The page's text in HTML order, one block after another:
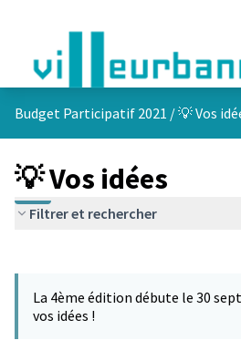
Budget Participatif 2021 /💡 Vos
💡 Vos idées
Filtrer et rechercher
La 4ème édition débute le 30
vos idées !